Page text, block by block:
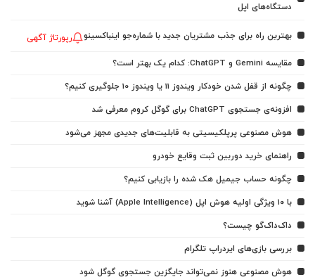
دستگاه‌های اپل
بهترین راه برای جذب مشتریان جدید با شماره‌جو اینباکسینو رپورتاژ آگهی
مقایسه Gemini و ChatGPT: کدام یک بهتر است؟
چگونه از قفل شدن خودکار ویندوز 11 یا ویندوز 10 جلوگیری کنیم؟
افزونه‌ی جستجوی ChatGPT برای گوگل کروم معرفی شد
هوش مصنوعی پرپلکیسیتی به قابلیت‌های جدیدی مجهز می‌شود
راهنمای خرید دوربین ثبت وقایع خودرو
چگونه حساب جیمیل هک شده را بازیابی کنیم؟
با ۱۰ ویژگی اولیه هوش اپل (Apple Intelligence) آشنا شوید
داک‌داک‌گو چیست؟
بررسی بازی‌های ایردراپ تلگرام
هوش مصنوعی هنوز نمی‌تواند جایگزین جستجوی گوگل شود